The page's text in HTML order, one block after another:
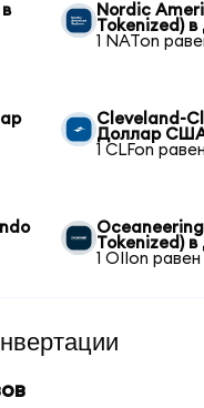
Nordic
Tokenized)
1 NATon
Cleveland-
Доллар
1 CLFon
Tokenized)
1 OIIon